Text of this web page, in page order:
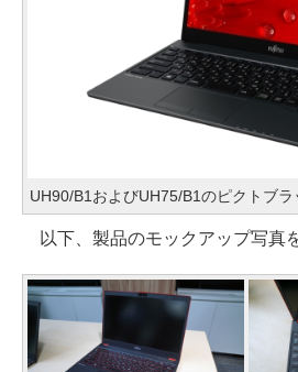
UH90/B1およびUH75/B1のピクトブラ
以下、製品のモックアップ写真